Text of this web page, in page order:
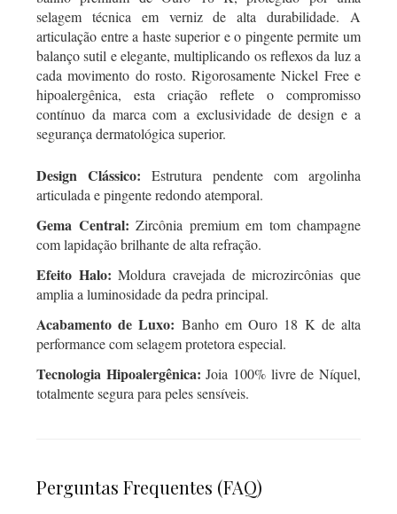
selagem técnica em verniz de alta durabilidade. A
articulação entre a haste superior e o pingente permite um
balanço sutil e elegante, multiplicando os reflexos da luz a
cada movimento do rosto. Rigorosamente Nickel Free e
hipoalergênica, esta criação reflete o compromisso
contínuo da marca com a exclusividade de design e a
segurança dermatológica superior.
Design Clássico: Estrutura pendente com argolinha
articulada e pingente redondo atemporal.
Gema Central: Zircônia premium em tom champagne
com lapidação brilhante de alta refração.
Efeito Halo: Moldura cravejada de microzircônias que
amplia a luminosidade da pedra principal.
Acabamento de Luxo: Banho em Ouro 18 K de alta
performance com selagem protetora especial.
Tecnologia Hipoalergênica: Joia 100% livre de Níquel,
totalmente segura para peles sensíveis.
Perguntas Frequentes (FAQ)